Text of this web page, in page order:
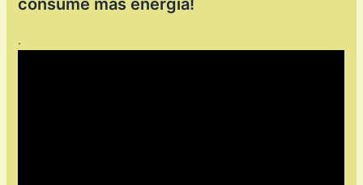
consume más energía!
.